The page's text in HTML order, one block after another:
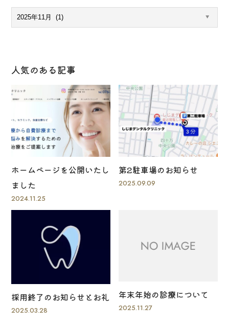
人気のある記事
ホームページを公開いたし
ました
2024.11.25
第2駐車場のお知らせ
2025.09.09
採用終了のお知らせとお礼
2025.03.28
年末年始の診療について
2025.11.27